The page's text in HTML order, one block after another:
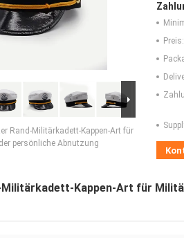
Rand-Militärkadett-Kappen-Art für
persönliche Abnutzung
Preis:
Militärkadett-Kappen-Art für